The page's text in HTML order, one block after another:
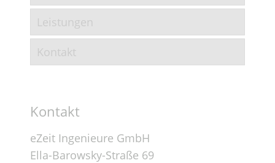
Leistungen
Kontakt
Kontakt
eZeit Ingenieure GmbH
Ella-Barowsky-Straße 69